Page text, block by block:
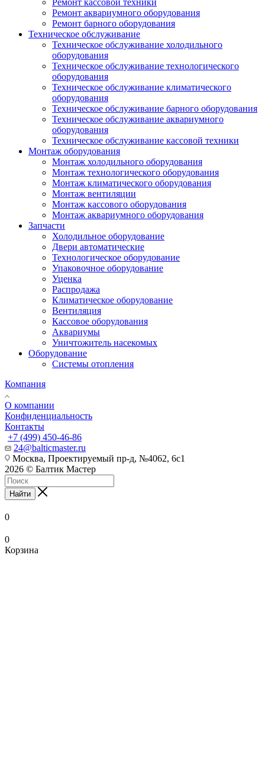
Ремонт аквариумного оборудования
Ремонт барного оборудования
Техническое обслуживание
Техническое обслуживание холодильного
оборудования
Техническое обслуживание технологического
оборудования
Техническое обслуживание климатического
оборудования
Техническое обслуживание барного оборудования
Техническое обслуживание аквариумного
оборудования
Техническое обслуживание кассовой техники
Монтаж оборудования
Монтаж холодильного оборудования
Монтаж технологического оборудования
Монтаж климатического оборудования
Монтаж вентиляции
Монтаж кассового оборудования
Монтаж аквариумного оборудования
Запчасти
Холодильное оборудование
Двери автоматические
Технологическое оборудование
Упаковочное оборудование
Уценка
Распродажа
Климатическое оборудование
Вентиляция
Кассовое оборудования
Аквариумы
Уничтожитель насекомых
Оборудование
Системы отопления
Компания
О компании
Конфиденциальность
Контакты
+7 (499) 450-46-86
24@balticmaster.ru
Москва, Проектируемый пр-д, №4062, 6с1
2026 © Балтик Мастер
Найти
0
0
Корзина